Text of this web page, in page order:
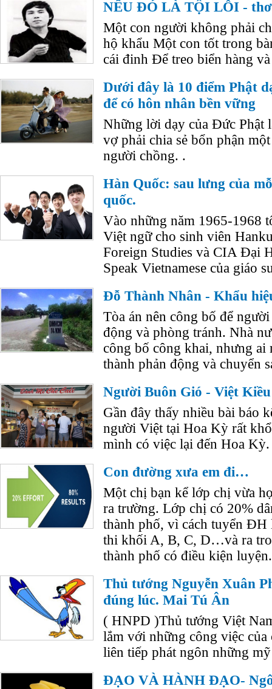
NẾU ĐÓ LÀ TỘI LỖI -
Một con người không phải
hộ khẩu Một con tốt trong
cái đinh Để treo biển hàng
Dưới đây là 10 điểm Phật
để có hôn nhân bền vững
Những lời dạy của Đức Phật
vợ phải chia sẻ bổn phận
người chồng. .
Hàn Quốc: sau lưng của
quốc.
Vào những năm 1965-1968
Việt ngữ cho sinh viên
Foreign Studies và CIA Đại
Speak Vietnamese của giáo
Đỗ Thành Nhân - Khẩu
Tòa án nên công bố để
động và phòng tránh. Nhà
công bố công khai, nhưng
thành phản động và chuyển
Người Buôn Gió - Việt
Gần đây thấy nhiều bài báo
người Việt tại Hoa Kỳ rất
mình có việc lại đến Hoa
Con đường xưa em đi…
Một chị bạn kể lớp chị vừa
ra trường. Lớp chị có 20%
thành phố, vì cách tuyển ĐH
thi khối A, B, C, D…và ra
thành phố có điều kiện luyện.
Thủ tướng Nguyễn Xuân
đúng lúc. Mai Tú Ân
( HNPD )Thủ tướng Việt
lắm với những công việc
liên tiếp phát ngôn những
ĐẠO VÀ HÀNH ĐẠO-